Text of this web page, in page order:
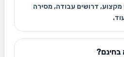
מקצוע, דרושים עבודה, מסירה
בחינם?